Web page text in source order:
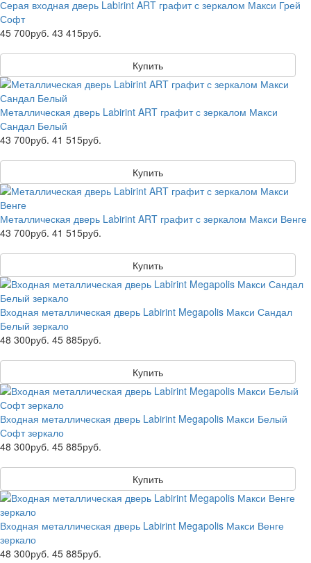
Серая входная дверь Labirint ART графит с зеркалом Макси Грей
Софт
45 700руб. 43 415руб.
Купить
Металлическая дверь Labirint ART графит с зеркалом Макси
Сандал Белый
43 700руб. 41 515руб.
Купить
Металлическая дверь Labirint ART графит с зеркалом Макси Венге
43 700руб. 41 515руб.
Купить
Входная металлическая дверь Labirint Megapolis Макси Сандал
Белый зеркало
48 300руб. 45 885руб.
Купить
Входная металлическая дверь Labirint Megapolis Макси Белый
Софт зеркало
48 300руб. 45 885руб.
Купить
Входная металлическая дверь Labirint Megapolis Макси Венге
зеркало
48 300руб. 45 885руб.